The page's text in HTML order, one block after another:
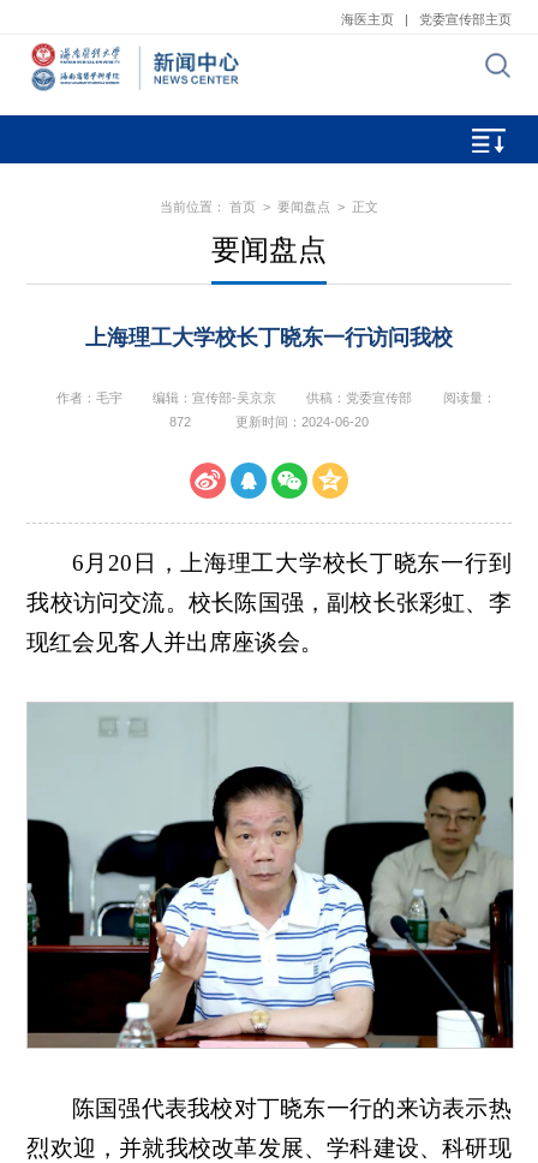
海医主页 | 党委宣传部主页
当前位置： 首页 > 要闻盘点 > 正文
要闻盘点
上海理工大学校长丁晓东一行访问我校
作者：毛宇 编辑：宣传部-吴京京 供稿：党委宣传部
阅读量：
872
更新时间：2024-06-20
6月20日，上海理工大学校长丁晓东一行到
我校访问交流。校长陈国强，副校长张彩虹、李
现红会见客人并出席座谈会。
陈国强代表我校对丁晓东一行的来访表示热
烈欢迎，并就我校改革发展、学科建设、科研现